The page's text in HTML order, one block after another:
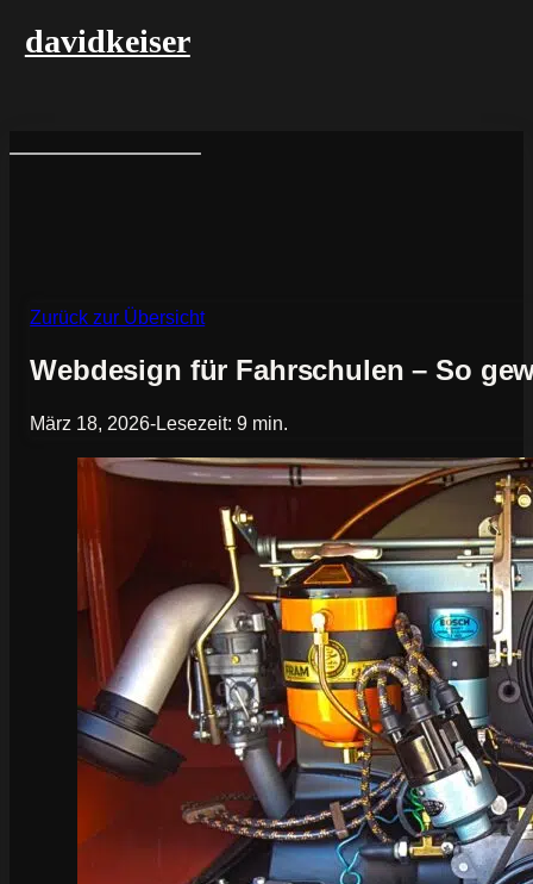
davidkeiser
Zurück zur Übersicht
Webdesign für Fahrschulen – So
März 18, 2026-Lesezeit: 9 min.